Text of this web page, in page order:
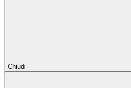
Chiudi